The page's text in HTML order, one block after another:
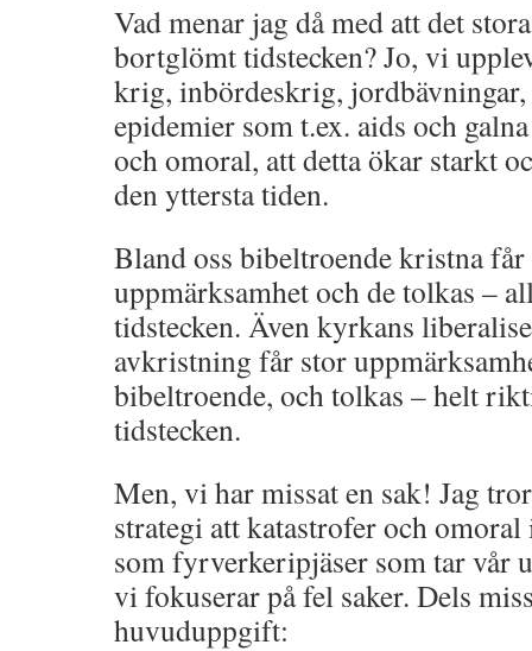
Vad menar jag då med att det
bortglömt tidstecken? Jo, vi
krig, inbördeskrig, jordbävningar,
epidemier som t.ex. aids och
och omoral, att detta ökar starkt
den yttersta tiden.
Bland oss bibeltroende kristna får
uppmärksamhet och de tolkas –
tidstecken. Även kyrkans
avkristning får stor
bibeltroende, och tolkas – helt
tidstecken.
Men, vi har missat en sak! Jag
strategi att katastrofer och
som fyrverkeripjäser som tar vår
vi fokuserar på fel saker. Dels
huvuduppgift: